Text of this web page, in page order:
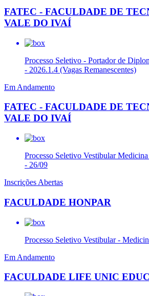
FATEC - FACULDADE DE
VALE DO IVAÍ
Processo Seletivo - Portador de
- 2026.1.4 (Vagas Remanescentes)
Em Andamento
FATEC - FACULDADE DE
VALE DO IVAÍ
Processo Seletivo Vestibular
- 26/09
Inscrições Abertas
FACULDADE HONPAR
Processo Seletivo Vestibular -
Em Andamento
FACULDADE LIFE UNIC